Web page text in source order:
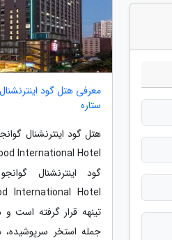
معرفی هتل گود
ستاره
تینهه قرار گرفته است و
جمله استخر سرپوشیده،